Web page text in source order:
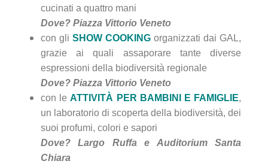
cucinati a quattro mani
Dove? Piazza Vittorio Veneto
con gli SHOW COOKING organizzati dai GAL,
grazie ai quali assaporare tante diverse
espressioni della biodiversità regionale
Dove? Piazza Vittorio Veneto
con leATTIVITÀ PER BAMBINI E FAMIGLIE,
un laboratorio di scoperta della biodiversità, dei
suoi profumi, colori e sapori
Dove? Largo Ruffa e Auditorium Santa
Chiara